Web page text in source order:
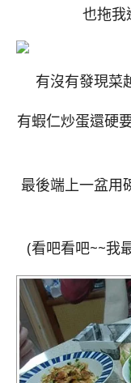
也拖我
有沒有發現菜
有蝦仁炒蛋還硬
最後端上一盆用
(看吧看吧~~我